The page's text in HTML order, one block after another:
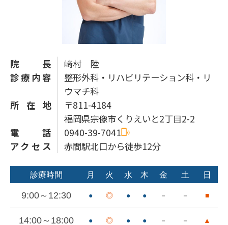
院長
﨑村 陸
診療内容
整形外科・リハビリテーション科・リ
ウマチ科
所在地
〒811-4184
福岡県宗像市くりえいと2丁目2-2
電話
0940-39-7041
アクセス
赤間駅北口から徒歩12分